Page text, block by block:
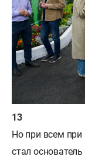
Но при всем
стал